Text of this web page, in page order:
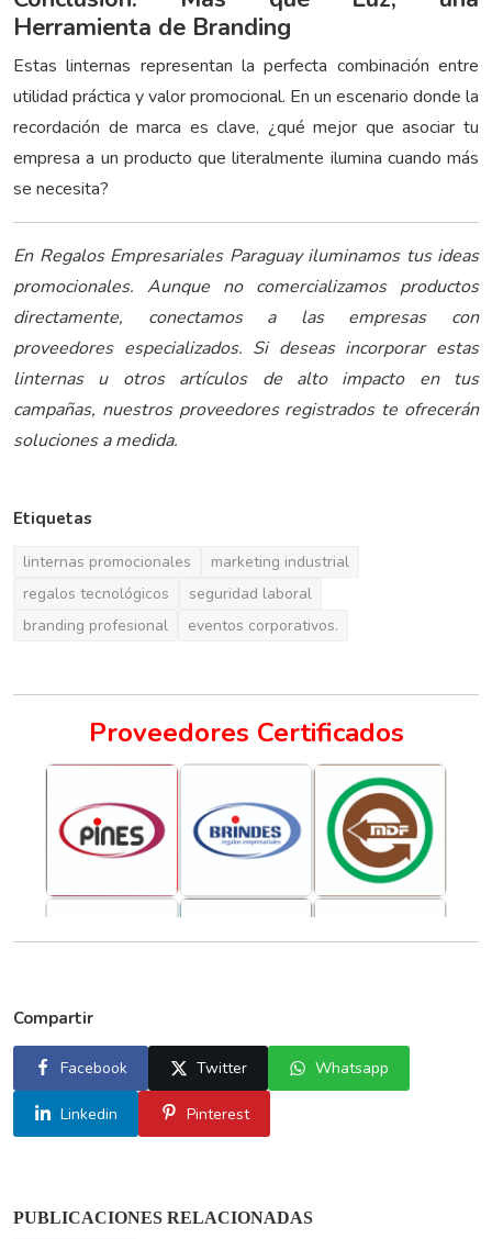
Herramienta de Branding
Estas linternas representan la perfecta combinación entre
utilidad práctica y valor promocional. En un escenario donde la
recordación de marca es clave, ¿qué mejor que asociar tu
empresa a un producto que literalmente ilumina cuando más
se necesita?
En Regalos Empresariales Paraguay iluminamos tus ideas
promocionales. Aunque no comercializamos productos
directamente, conectamos a las empresas con
proveedores especializados. Si deseas incorporar estas
linternas u otros artículos de alto impacto en tus
campañas, nuestros proveedores registrados te ofrecerán
soluciones a medida.
Etiquetas
linternas promocionales
marketing industrial
regalos tecnológicos
seguridad laboral
branding profesional
eventos corporativos.
Proveedores Certificados
Compartir
Facebook Twitter Whatsapp
Linkedin Pinterest
PUBLICACIONES RELACIONADAS